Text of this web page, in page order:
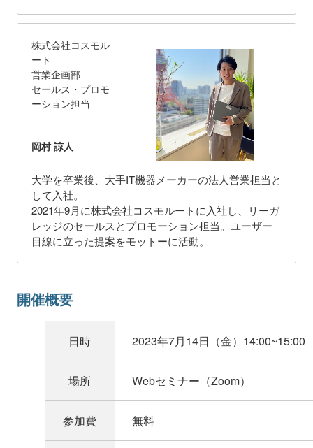
株式会社コスモル
ート
営業企画部
セールス・プロモ
ーション担当
岡村 諒人
大学を卒業後、大手IT機器メーカーの法人営業担当と
して入社。
2021年9月に株式会社コスモルートに入社し、リーガ
レッジのセールスとプロモーション担当。ユーザー
目線に立った提案をモットーに活動。
開催概要
日時 2023年7月14日（金）14:00~15:00
場所 Webセミナー（Zoom）
参加費 無料